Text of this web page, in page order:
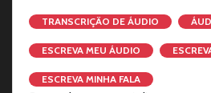
TRANSCRIÇÃO DE ÁUDIO
ESCREVA MEU ÁUDIO
ESCREVA MINHA FALA